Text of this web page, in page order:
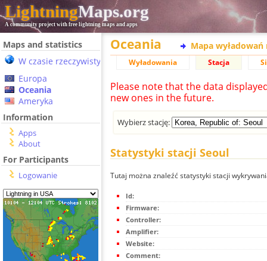
LightningMaps.org
A community project with free lightning maps and apps
Maps and statistics
W czasie rzeczywistym
Europa
Oceania
Ameryka
Information
Apps
About
For Participants
Logowanie
Oceania Mapa wyładowań
Wyładowania Stacja
Please note that the data
new ones in the future.
Wybierz stację:
Statystyki stacji Seoul
Tutaj można znaleźć statystyki stacji
Id:
Firmware:
Controller:
Amplifier:
Website:
Comment: